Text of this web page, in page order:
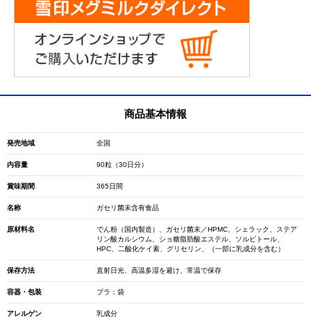
商品基本情報
発売地域 全国
内容量 90粒（30日分）
賞味期間 365日間
名称 ガセリ菌末含有食品
原材料名
でん粉（国内製造）、ガセリ菌末／HPMC、シェラック、ステア
リン酸カルシウム、ショ糖脂肪酸エステル、ソルビトール、
HPC、二酸化ケイ素、グリセリン、（一部に乳成分を含む）
保存方法 直射日光、高温多湿を避け、常温で保存
容器・包装 プラ：袋
アレルゲン
乳成分